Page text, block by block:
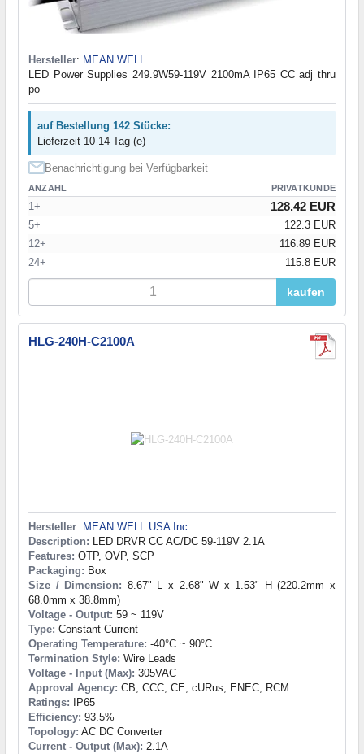
Hersteller: MEAN WELL
LED Power Supplies 249.9W59-119V 2100mA IP65 CC adj thru
po
auf Bestellung 142 Stücke:
Lieferzeit 10-14 Tag (e)
Benachrichtigung bei Verfügbarkeit
ANZAHL PRIVATKUNDE
1+ 128.42 EUR
5+
122.3 EUR
12+
116.89 EUR
24+
115.8 EUR
kaufen
HLG-240H-C2100A
Hersteller: MEAN WELL USA Inc.
Description: LED DRVR CC AC/DC 59-119V 2.1A
Features: OTP, OVP, SCP
Packaging: Box
Size / Dimension: 8.67" L x 2.68" W x 1.53" H (220.2mm x
68.0mm x 38.8mm)
Voltage - Output: 59 ~ 119V
Type: Constant Current
Operating Temperature: -40°C ~ 90°C
Termination Style: Wire Leads
Voltage - Input (Max): 305VAC
Approval Agency: CB, CCC, CE, cURus, ENEC, RCM
Ratings: IP65
Efficiency: 93.5%
Topology: AC DC Converter
Current - Output (Max): 2.1A